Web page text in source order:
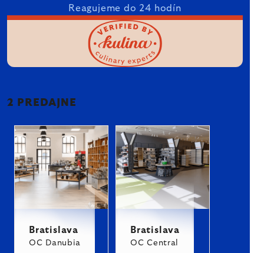
Reagujeme do 24 hodín
2 PREDAJNE
Bratislava
OC Danubia
Bratislava
OC Central